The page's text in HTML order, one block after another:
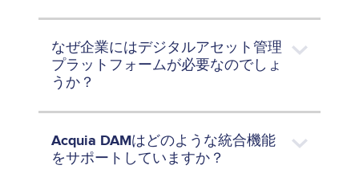
なぜ企業にはデジタルアセット管理
プラットフォームが必要なのでしょ
うか？
Acquia DAMはどのような統合機能
をサポートしていますか？